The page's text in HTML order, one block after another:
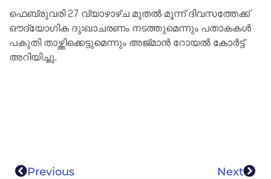
ഫെബ്രുവരി 27 വ്യാഴാഴ്ച മുതൽ മൂന്ന് ദിവസത്തേക്ക്
ഔദ്യോഗിക ദുഃഖാചരണം നടത്തുമെന്നും പതാകകൾ
പകുതി താഴ്ത്തിക്കെട്ടുമെന്നും അജ്മാൻ റോയൽ കോർട്ട്
അറിയിച്ചു.
Previous Next